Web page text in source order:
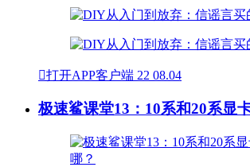
打开APP客户端 22 08.04
极速鲨课堂13：10系和20系显